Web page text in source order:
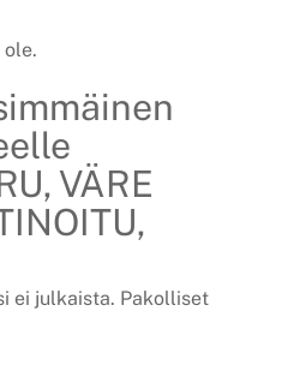
VÄRE
ei julkaista. Pakolliset